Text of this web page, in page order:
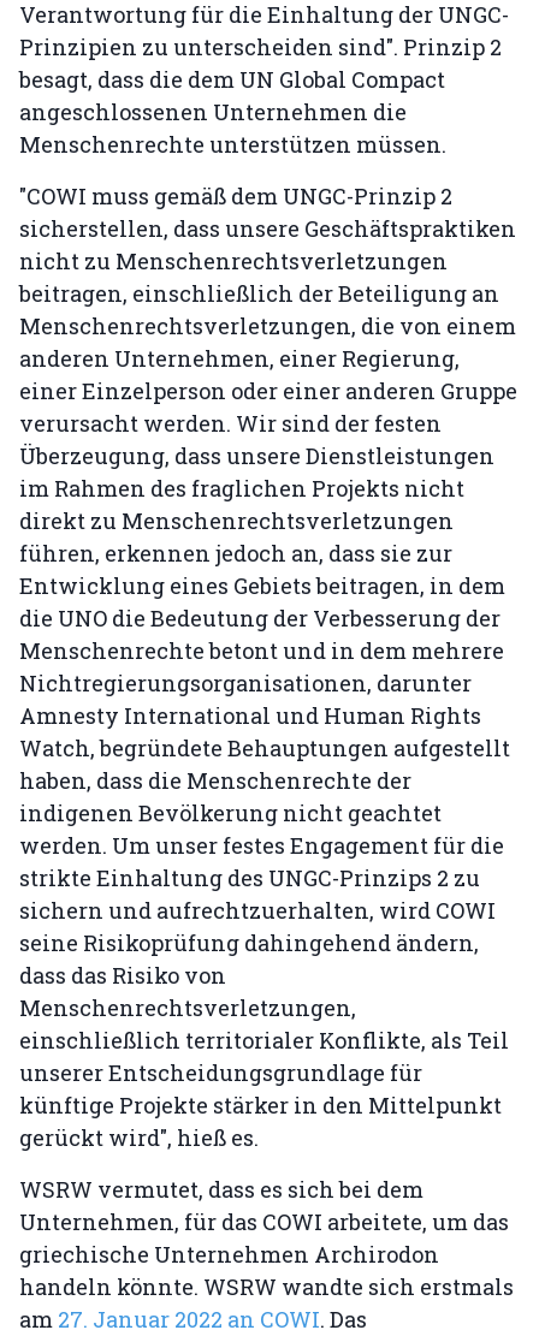
Verantwortung für die Einhaltung der UNGC-
Prinzipien zu unterscheiden sind". Prinzip 2
besagt, dass die dem UN Global Compact
angeschlossenen Unternehmen die
Menschenrechte unterstützen müssen.
"COWI muss gemäß dem UNGC-Prinzip 2
sicherstellen, dass unsere Geschäftspraktiken
nicht zu Menschenrechtsverletzungen
beitragen, einschließlich der Beteiligung an
Menschenrechtsverletzungen, die von einem
anderen Unternehmen, einer Regierung,
einer Einzelperson oder einer anderen Gruppe
verursacht werden. Wir sind der festen
Überzeugung, dass unsere Dienstleistungen
im Rahmen des fraglichen Projekts nicht
direkt zu Menschenrechtsverletzungen
führen, erkennen jedoch an, dass sie zur
Entwicklung eines Gebiets beitragen, in dem
die UNO die Bedeutung der Verbesserung der
Menschenrechte betont und in dem mehrere
Nichtregierungsorganisationen, darunter
Amnesty International und Human Rights
Watch, begründete Behauptungen aufgestellt
haben, dass die Menschenrechte der
indigenen Bevölkerung nicht geachtet
werden. Um unser festes Engagement für die
strikte Einhaltung des UNGC-Prinzips 2 zu
sichern und aufrechtzuerhalten, wird COWI
seine Risikoprüfung dahingehend ändern,
dass das Risiko von
Menschenrechtsverletzungen,
einschließlich territorialer Konflikte, als Teil
unserer Entscheidungsgrundlage für
künftige Projekte stärker in den Mittelpunkt
gerückt wird", hieß es.
WSRW vermutet, dass es sich bei dem
Unternehmen, für das COWI arbeitete, um das
griechische Unternehmen Archirodon
handeln könnte. WSRW wandte sich erstmals
am 27. Januar 2022 an COWI. Das